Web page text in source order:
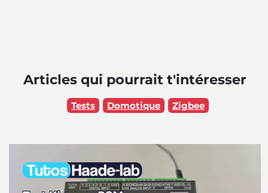
Articles qui pourrait t'intéresser
Tests Domotique Zigbee